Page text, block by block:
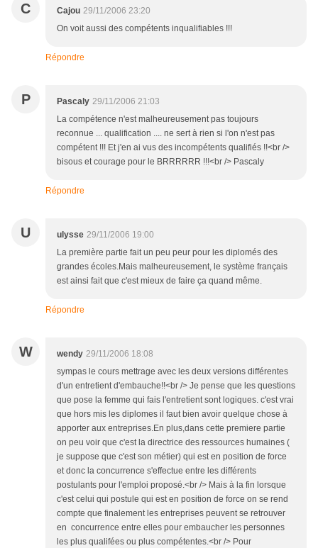
C Cajou 29/11/2006 23:20
On voit aussi des compétents inqualifiables !!!
Répondre
P Pascaly 29/11/2006 21:03
La compétence n'est malheureusement pas toujours
reconnue ... qualification .... ne sert à rien si l'on n'est pas
compétent !!! Et j'en ai vus des incompétents qualifiés !!<br />
bisous et courage pour le BRRRRRR !!!<br /> Pascaly
Répondre
U ulysse 29/11/2006 19:00
La première partie fait un peu peur pour les diplomés des
grandes écoles.Mais malheureusement, le système français
est ainsi fait que c'est mieux de faire ça quand même.
Répondre
W wendy 29/11/2006 18:08
sympas le cours mettrage avec les deux versions différentes
d'un entretient d'embauche!!<br /> Je pense que les questions
que pose la femme qui fais l'entretient sont logiques. c'est vrai
que hors mis les diplomes il faut bien avoir quelque chose à
apporter aux entreprises.En plus,dans cette premiere partie
on peu voir que c'est la directrice des ressources humaines (
je suppose que c'est son métier) qui est en position de force
et donc la concurrence s'effectue entre les différents
postulants pour l'emploi proposé.<br /> Mais à la fin lorsque
c'est celui qui postule qui est en position de force on se rend
compte que finalement les entreprises peuvent se retrouver
en concurrence entre elles pour embaucher les personnes
les plus qualifées ou plus compétentes.<br /> Pour